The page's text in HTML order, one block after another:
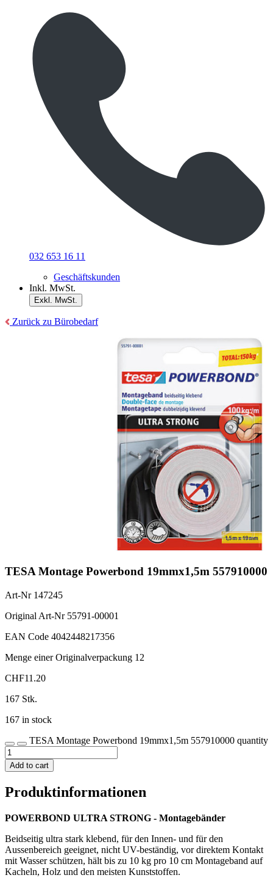
032 653 16 11
Geschäftskunden
Inkl. MwSt.
Exkl. MwSt.
Zurück zu Bürobedarf
TESA Montage Powerbond 19mmx1,5m 557910000
Art-Nr 147245
Original Art-Nr 55791-00001
EAN Code 4042448217356
Menge einer Originalverpackung 12
CHF11.20
167 Stk.
167 in stock
TESA Montage Powerbond 19mmx1,5m 557910000 quantity
Add to cart
Produktinformationen
POWERBOND ULTRA STRONG - Montagebänder
Beidseitig ultra stark klebend, für den Innen- und für den
Aussenbereich geeignet, nicht UV-beständig, vor direktem Kontakt
mit Wasser schützen, hält bis zu 10 kg pro 10 cm Montageband auf
Kacheln, Holz und den meisten Kunststoffen.